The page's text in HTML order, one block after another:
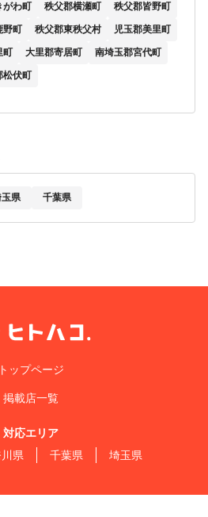
がわ町 秩父郡横瀬町 秩父郡皆野町
野町 秩父郡東秩父村 児玉郡美里町
町 大里郡寄居町 南埼玉郡宮代町
松伏町
県 千葉県
トップページ
掲載店一覧
対応エリア
県 千葉県 埼玉県